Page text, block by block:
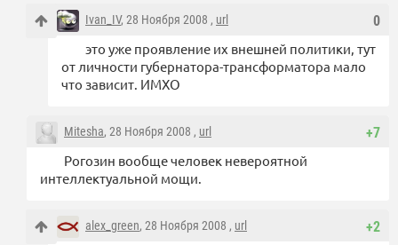
0
Ivan_IV, 28 Ноября 2008 , url
это уже проявление их внешней политики, тут
от личности губернатора-трансформатора мало
что зависит. ИМХО
+7
Mitesha, 28 Ноября 2008 , url
Рогозин вообще человек невероятной
интеллектуальной мощи.
+2
alex_green, 28 Ноября 2008 , url